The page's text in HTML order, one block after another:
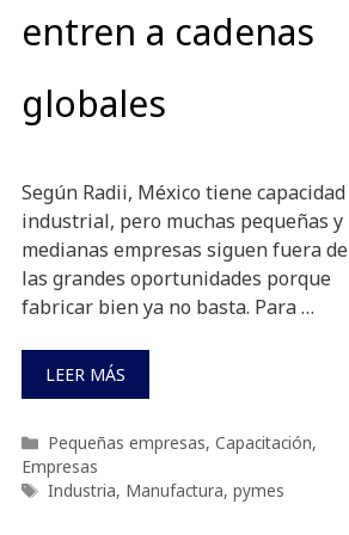
entren a cadenas
globales
Según Radii, México tiene capacidad
industrial, pero muchas pequeñas y
medianas empresas siguen fuera de
las grandes oportunidades porque
fabricar bien ya no basta. Para …
LEER MÁS
Categorías
Pequeñas empresas, Capacitación,
Empresas
Etiquetas
Industria, Manufactura, pymes